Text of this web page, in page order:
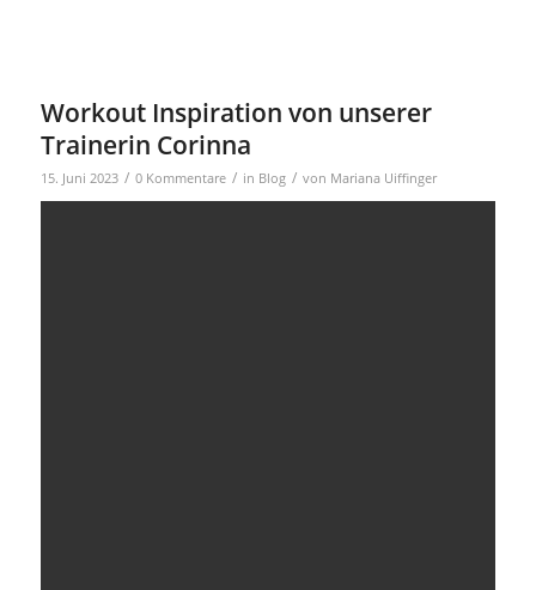
Workout Inspiration von unserer
Trainerin Corinna
15. Juni 2023 / 0 Kommentare / in Blog / von Mariana Uiffinger